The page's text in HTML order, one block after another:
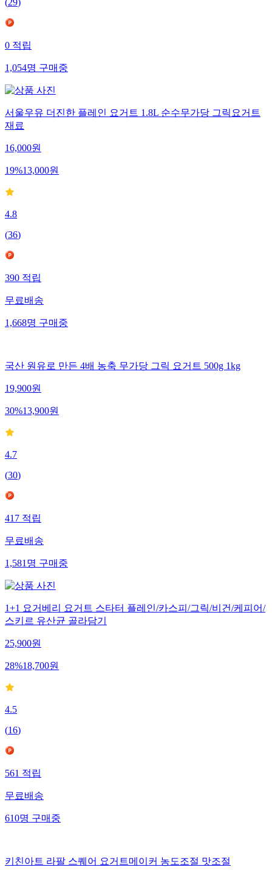
(29)
0적립
1,054명구매중
서울우유 더진한 플레인 요거트 1.8L 순수무가당 그릭요거트
재료
16,000원
19%13,000원
4.8
(36)
390적립
무료배송
1,668명구매중
국산 원유로 만든 4배 농축 무가당 그릭 요거트 500g 1kg
19,900원
30%13,900원
4.7
(30)
417적립
무료배송
1,581명구매중
1+1 요거베리 요거트 스타터 플레인/카스피/그릭/비건/케피어/
스키르 유산균 골라담기
25,900원
28%18,700원
4.5
(16)
561적립
무료배송
610명구매중
키친아트 라팔 스퀘어 요거트메이커 농도조절 맛조절